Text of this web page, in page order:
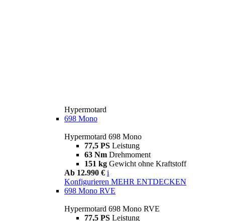
Hypermotard
698 Mono
Hypermotard 698 Mono
77,5 PS Leistung
63 Nm Drehmoment
151 kg Gewicht ohne Kraftstoff
Ab 12.990 € i
Konfigurieren MEHR ENTDECKEN
698 Mono RVE
Hypermotard 698 Mono RVE
77,5 PS Leistung